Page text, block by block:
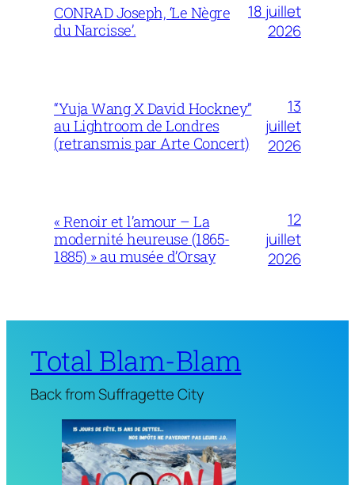
CONRAD Joseph, ‘Le Nègre
du Narcisse’.
18 juillet
2026
“Yuja Wang X David Hockney”
au Lightroom de Londres
(retransmis par Arte Concert)
13
juillet
2026
« Renoir et l’amour – La
modernité heureuse (1865-
1885) » au musée d’Orsay
12
juillet
2026
Total Blam-Blam
Back from Suffragette City